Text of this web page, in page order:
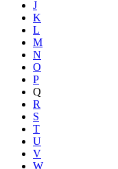
J
K
L
M
N
O
P
Q
R
S
T
U
V
W